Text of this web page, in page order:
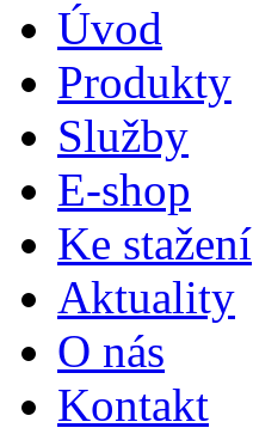
Úvod
Produkty
Služby
E-shop
Ke stažení
Aktuality
O nás
Kontakt